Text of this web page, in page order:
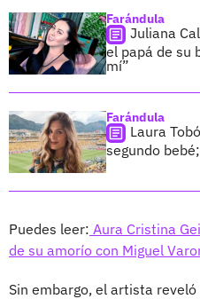
Farándula
Juliana
el papá de su
mí”
Farándula
Laura
segundo
Puedes leer: Aura Cristina
de su amorío con Miguel
Sin embargo, el artista